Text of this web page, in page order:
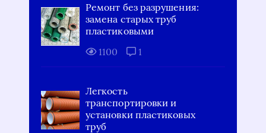
Ремонт без разрушения:
замена старых труб
пластиковыми
1100
1
Легкость
транспортировки и
установки пластиковых
труб